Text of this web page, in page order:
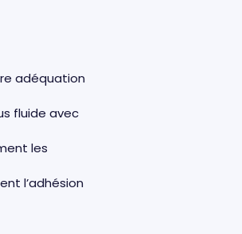
adéquation
fluide avec
les
l’adhésion